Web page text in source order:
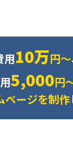
用10万円～
5,000円
ページを制作